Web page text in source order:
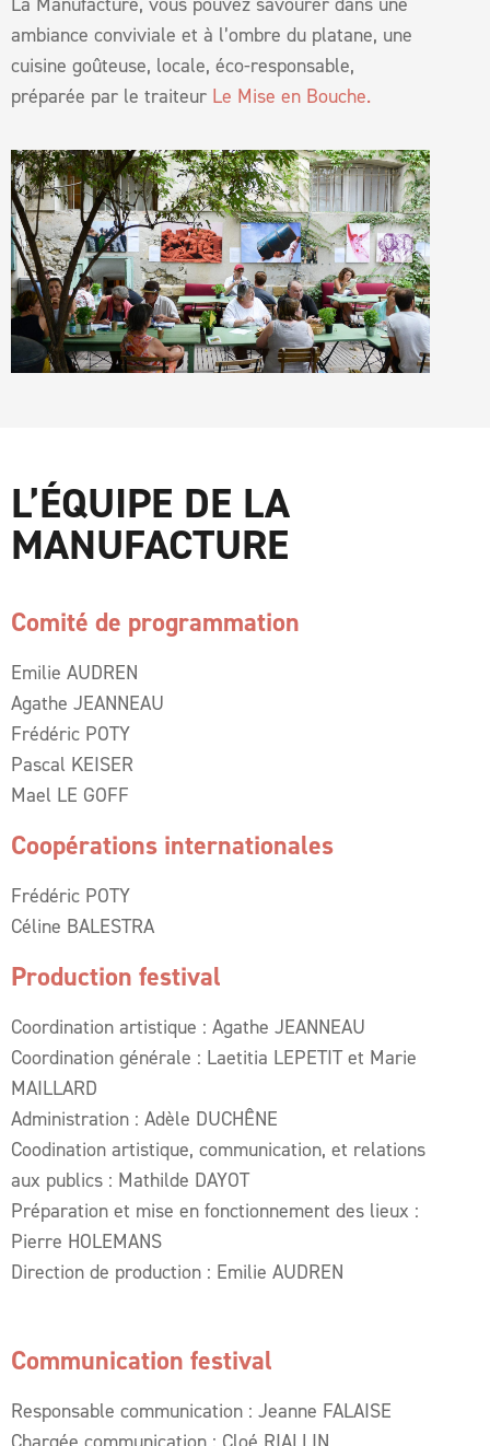
ambiance conviviale et à l’ombre du platane, une
cuisine goûteuse, locale, éco-responsable,
préparée par le traiteur Le Mise en Bouche.
L’ÉQUIPE DE LA
MANUFACTURE
Comité de programmation
Emilie AUDREN
Agathe JEANNEAU
Frédéric POTY
Pascal KEISER
Mael LE GOFF
Coopérations internationales
Frédéric POTY
Céline BALESTRA
Production festival
Coordination artistique : Agathe JEANNEAU
Coordination générale : Laetitia LEPETIT et Marie
MAILLARD
Administration : Adèle DUCHÊNE
Coodination artistique, communication, et relations
aux publics : Mathilde DAYOT
Préparation et mise en fonctionnement des lieux :
Pierre HOLEMANS
Direction de production : Emilie AUDREN
Communication festival
Responsable communication : Jeanne FALAISE